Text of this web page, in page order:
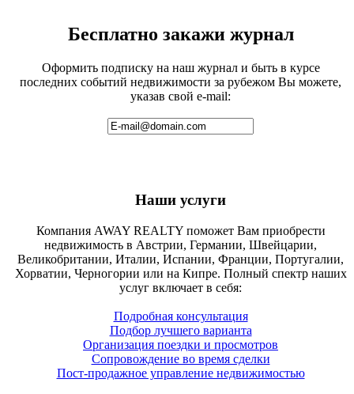
Бесплатно закажи журнал
Оформить подписку на наш журнал и быть в курсе
последних событий недвижимости за рубежом Вы можете,
указав свой e-mail:
Наши услуги
Компания AWAY REALTY поможет Вам приобрести
недвижимость в Австрии, Германии, Швейцарии,
Великобритании, Италии, Испании, Франции, Португалии,
Хорватии, Черногории или на Кипре. Полный спектр наших
услуг включает в себя:
Подробная консультация
Подбор лучшего варианта
Организация поездки и просмотров
Сопровождение во время сделки
Пост-продажное управление недвижимостью